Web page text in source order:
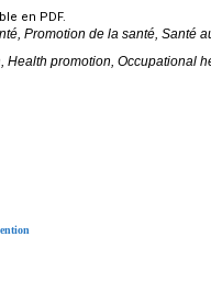
en PDF.
Promotion de la santé, Santé
Health promotion, Occupational